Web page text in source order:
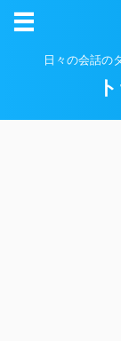
日々の会話の